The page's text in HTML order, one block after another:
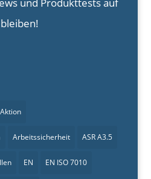
Aktion
Arbeitssicherheit ASR A3.5
EN EN ISO 7010